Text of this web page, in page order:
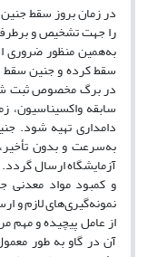
در زمان بروز سقط‌
را جهت تشخیص و برطرف
به‌همین منظور ضروری
سقط کرده و جنین سقط
در برگ مخصوص ثبت
سابقه واکسیناسیون،
دامداری تهیه شود.
به‌سرعت و بدون
آزمایشگاه ارسال
و کمبود مواد معدنی
نمونه‌گیری‌های لازم و
از عامل پیچیده و مهم
آن در گاو به طور